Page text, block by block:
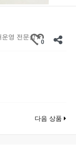
운영 전문샵★
0
다음 상품